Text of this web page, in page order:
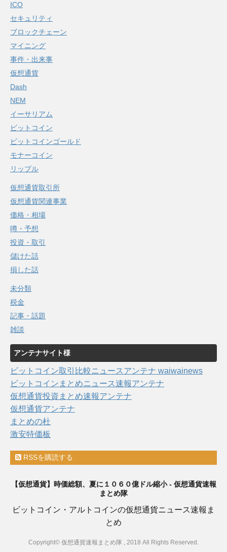
ICO
セキュリティ
ブロックチェーン
マイニング
事件・出来事
仮想通貨
Dash
NEM
イーサリアム
ビットコイン
ビットコインゴールド
モナーコイン
リップル
仮想通貨取引所
仮想通貨関連事業
価格・相場
噂・予想
投資・取引
儲けた話
損した話
未分類
税金
記事・話題
雑談
アンテナサイト様
ビットコイン取引比較ニュースアンテナ waiwainews
ビットコインまとめニュース速報アンテナ
仮想通貨投資まとめ速報アンテナ
仮想通貨アンテナ
まとめの杜
激安特価板
RSSを購読する
【仮想通貨】時価総額、夏に１０６０億ドル縮小 - 仮想通貨速報
まとめ隊
ビットコイン・アルトコインの仮想通貨ニュース速報ま
とめ
Copyright© 仮想通貨速報まとめ隊 , 2018 All Rights Reserved.